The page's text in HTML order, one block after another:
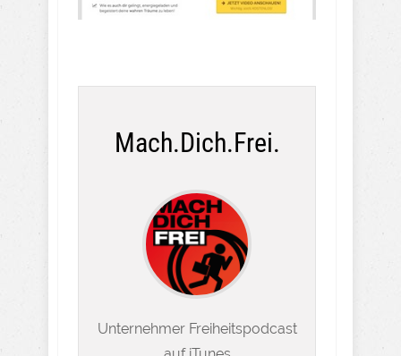
Mach.Dich.Frei.
Unternehmer Freiheitspodcast